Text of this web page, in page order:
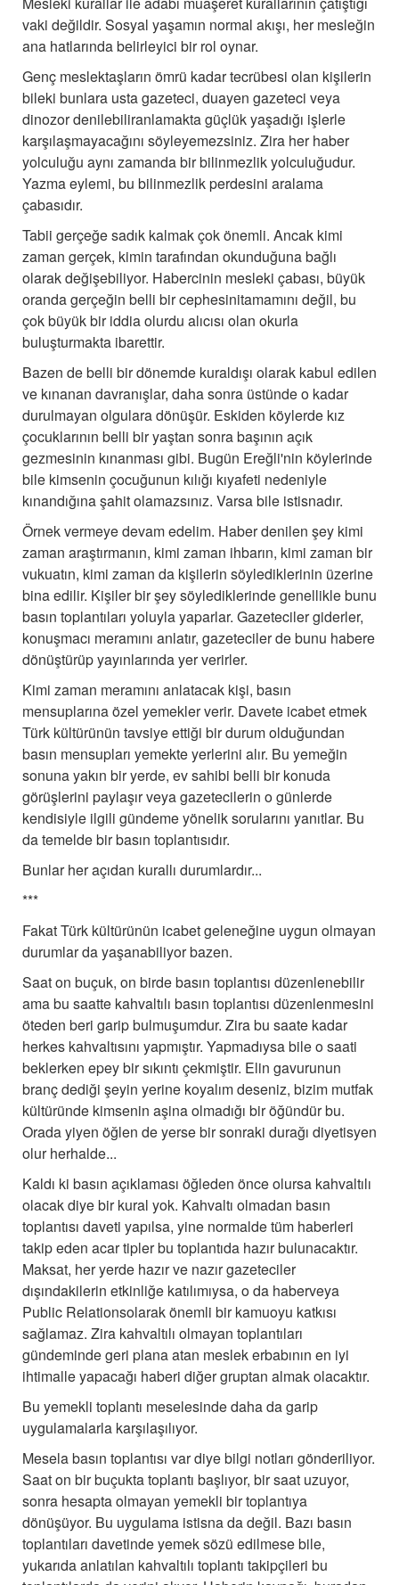
vaki değildir. Sosyal yaşamın normal akışı, her mesleğin
ana hatlarında belirleyici bir rol oynar.
Genç meslektaşların ömrü kadar tecrübesi olan kişilerin
bileki bunlara usta gazeteci, duayen gazeteci veya
dinozor denilebiliranlamakta güçlük yaşadığı işlerle
karşılaşmayacağını söyleyemezsiniz. Zira her haber
yolculuğu aynı zamanda bir bilinmezlik yolculuğudur.
Yazma eylemi, bu bilinmezlik perdesini aralama
çabasıdır.
Tabii gerçeğe sadık kalmak çok önemli. Ancak kimi
zaman gerçek, kimin tarafından okunduğuna bağlı
olarak değişebiliyor. Habercinin mesleki çabası, büyük
oranda gerçeğin belli bir cephesinitamamını değil, bu
çok büyük bir iddia olurdu alıcısı olan okurla
buluşturmakta ibarettir.
Bazen de belli bir dönemde kuraldışı olarak kabul edilen
ve kınanan davranışlar, daha sonra üstünde o kadar
durulmayan olgulara dönüşür. Eskiden köylerde kız
çocuklarının belli bir yaştan sonra başının açık
gezmesinin kınanması gibi. Bugün Ereğli'nin köylerinde
bile kimsenin çocuğunun kılığı kıyafeti nedeniyle
kınandığına şahit olamazsınız. Varsa bile istisnadır.
Örnek vermeye devam edelim. Haber denilen şey kimi
zaman araştırmanın, kimi zaman ihbarın, kimi zaman bir
vukuatın, kimi zaman da kişilerin söylediklerinin üzerine
bina edilir. Kişiler bir şey söylediklerinde genellikle bunu
basın toplantıları yoluyla yaparlar. Gazeteciler giderler,
konuşmacı meramını anlatır, gazeteciler de bunu habere
dönüştürüp yayınlarında yer verirler.
Kimi zaman meramını anlatacak kişi, basın
mensuplarına özel yemekler verir. Davete icabet etmek
Türk kültürünün tavsiye ettiği bir durum olduğundan
basın mensupları yemekte yerlerini alır. Bu yemeğin
sonuna yakın bir yerde, ev sahibi belli bir konuda
görüşlerini paylaşır veya gazetecilerin o günlerde
kendisiyle ilgili gündeme yönelik sorularını yanıtlar. Bu
da temelde bir basın toplantısıdır.
Bunlar her açıdan kurallı durumlardır...
***
Fakat Türk kültürünün icabet geleneğine uygun olmayan
durumlar da yaşanabiliyor bazen.
Saat on buçuk, on birde basın toplantısı düzenlenebilir
ama bu saatte kahvaltılı basın toplantısı düzenlenmesini
öteden beri garip bulmuşumdur. Zira bu saate kadar
herkes kahvaltısını yapmıştır. Yapmadıysa bile o saati
beklerken epey bir sıkıntı çekmiştir. Elin gavurunun
branç dediği şeyin yerine koyalım deseniz, bizim mutfak
kültüründe kimsenin aşina olmadığı bir öğündür bu.
Orada yiyen öğlen de yerse bir sonraki durağı diyetisyen
olur herhalde...
Kaldı ki basın açıklaması öğleden önce olursa kahvaltılı
olacak diye bir kural yok. Kahvaltı olmadan basın
toplantısı daveti yapılsa, yine normalde tüm haberleri
takip eden acar tipler bu toplantıda hazır bulunacaktır.
Maksat, her yerde hazır ve nazır gazeteciler
dışındakilerin etkinliğe katılımıysa, o da haberveya
Public Relationsolarak önemli bir kamuoyu katkısı
sağlamaz. Zira kahvaltılı olmayan toplantıları
gündeminde geri plana atan meslek erbabının en iyi
ihtimalle yapacağı haberi diğer gruptan almak olacaktır.
Bu yemekli toplantı meselesinde daha da garip
uygulamalarla karşılaşılıyor.
Mesela basın toplantısı var diye bilgi notları gönderiliyor.
Saat on bir buçukta toplantı başlıyor, bir saat uzuyor,
sonra hesapta olmayan yemekli bir toplantıya
dönüşüyor. Bu uygulama istisna da değil. Bazı basın
toplantıları davetinde yemek sözü edilmese bile,
yukarıda anlatılan kahvaltılı toplantı takipçileri bu